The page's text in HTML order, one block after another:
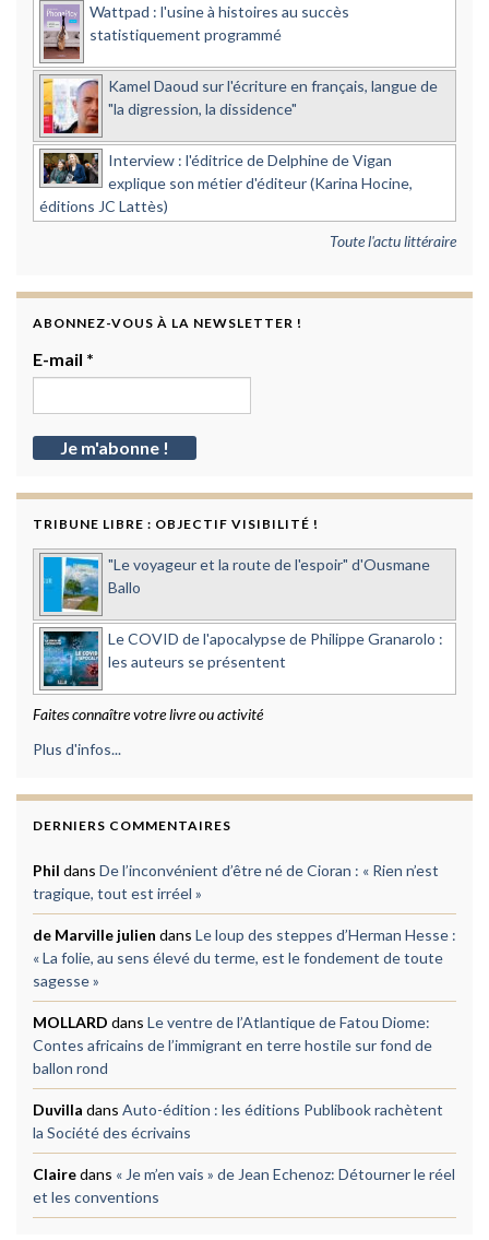
Wattpad : l'usine à histoires au succès
statistiquement programmé
Kamel Daoud sur l'écriture en français, langue de
"la digression, la dissidence"
Interview : l'éditrice de Delphine de Vigan
explique son métier d'éditeur (Karina Hocine,
éditions JC Lattès)
Toute l'actu littéraire
ABONNEZ-VOUS À LA NEWSLETTER !
E-mail *
TRIBUNE LIBRE : OBJECTIF VISIBILITÉ !
"Le voyageur et la route de l'espoir" d'Ousmane
Ballo
Le COVID de l'apocalypse de Philippe Granarolo :
les auteurs se présentent
Faites connaître votre livre ou activité
Plus d'infos...
DERNIERS COMMENTAIRES
Phil dans De l’inconvénient d’être né de Cioran : « Rien n’est
tragique, tout est irréel »
de Marville julien dans Le loup des steppes d’Herman Hesse :
« La folie, au sens élevé du terme, est le fondement de toute
sagesse »
MOLLARD dans Le ventre de l’Atlantique de Fatou Diome:
Contes africains de l’immigrant en terre hostile sur fond de
ballon rond
Duvilla dans Auto-édition : les éditions Publibook rachètent
la Société des écrivains
Clairedans « Je m’en vais » de Jean Echenoz: Détourner le réel
et les conventions